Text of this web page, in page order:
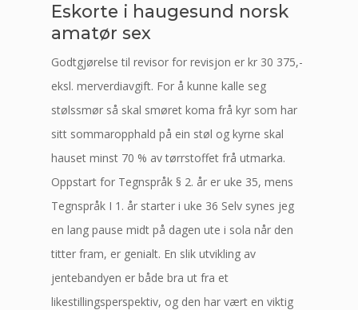
Eskorte i haugesund norsk
amatør sex
Godtgjørelse til revisor for revisjon er kr 30 375,-
eksl. merverdiavgift. For å kunne kalle seg
stølssmør så skal smøret koma frå kyr som har
sitt sommaropphald på ein støl og kyrne skal
hauset minst 70 % av tørrstoffet frå utmarka.
Oppstart for Tegnspråk § 2. år er uke 35, mens
Tegnspråk I 1. år starter i uke 36 Selv synes jeg
en lang pause midt på dagen ute i sola når den
titter fram, er genialt. En slik utvikling av
jentebandyen er både bra ut fra et
likestillingsperspektiv, og den har vært en viktig